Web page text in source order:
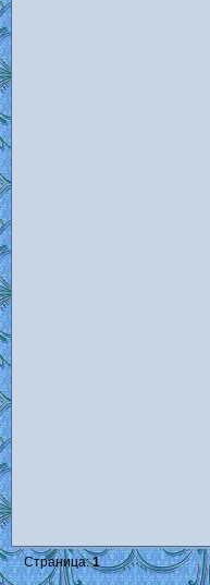
Страница:1